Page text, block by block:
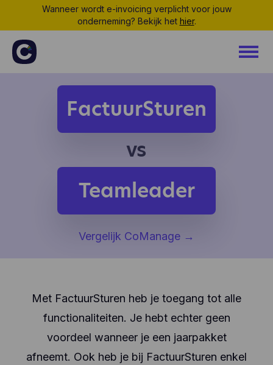
Wanneer wordt e-invoicing verplicht voor jouw
onderneming? Bekijk het hier.
FactuurSturen
vs
Teamleader
Vergelijk CoManage →
Met FactuurSturen heb je toegang tot alle
functionaliteiten. Je hebt echter geen
voordeel wanneer je een jaarpakket
afneemt. Ook heb je bij FactuurSturen enkel